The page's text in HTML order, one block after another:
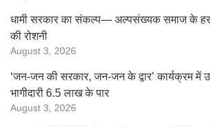
धामी सरकार का संकल्प— अल्पसंख्यक समाज के हर
की रोशनी
August 3, 2026
‘जन-जन की सरकार, जन-जन के द्वार’ कार्यक्रम
भागीदारी 6.5 लाख के पार
August 3, 2026